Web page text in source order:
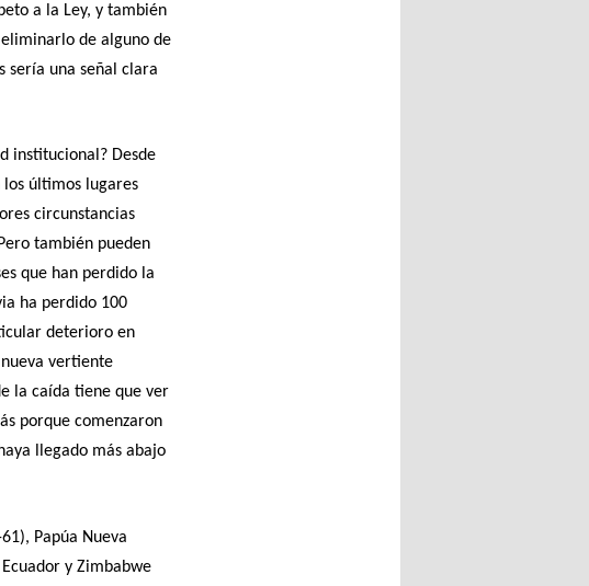
a la Ley, y también
de alguno de
sería una señal clara
institucional? Desde
los últimos lugares
circunstancias
también pueden
que han perdido la
ha perdido 100
deterioro en
vertiente
la caída tiene que ver
porque comenzaron
llegado más abajo
Papúa Nueva
y Zimbabwe